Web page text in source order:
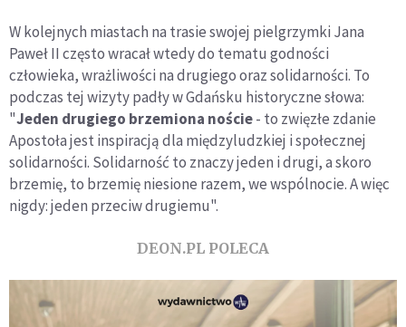
W kolejnych miastach na trasie swojej pielgrzymki Jana
Paweł II często wracał wtedy do tematu godności
człowieka, wrażliwości na drugiego oraz solidarności. To
podczas tej wizyty padły w Gdańsku historyczne słowa:
"Jeden drugiego brzemiona noście- to zwięzłe zdanie
Apostoła jest inspiracją dla międzyludzkiej i społecznej
solidarności. Solidarność to znaczy jeden i drugi, a skoro
brzemię, to brzemię niesione razem, we wspólnocie. A więc
nigdy: jeden przeciw drugiemu".
DEON.PL POLECA